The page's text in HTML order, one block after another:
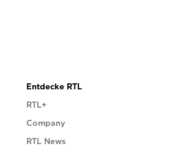
Entdecke RTL
RTL+
Company
RTL News